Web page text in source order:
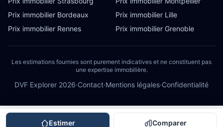
Estimer Comparer
Prix immobilier Bordeaux
Prix immobilier Lille
Prix immobilier Rennes
Prix immobilier Grenoble
Les estimations fournies sont purement indicatives et ne constituent pas
une expertise immobilière.
DVF Explorer 2026·Contact·Mentions légales·Confidentialité